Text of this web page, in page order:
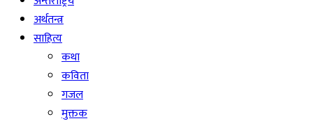
अर्थतन्त्र
साहित्य
कथा
कविता
गजल
मुक्तक